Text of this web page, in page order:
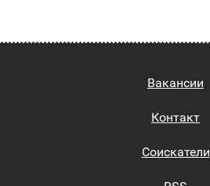
Вакансии
Контакт
Соискатели